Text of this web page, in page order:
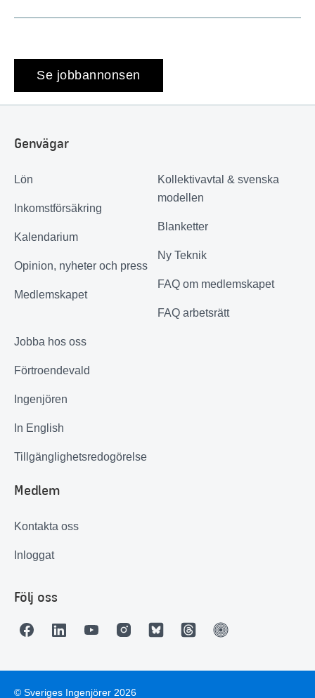
Se jobbannonsen
Genvägar
Lön
Inkomstförsäkring
Kalendarium
Opinion, nyheter och press
Medlemskapet
Kollektivavtal & svenska
modellen
Blanketter
Ny Teknik
FAQ om medlemskapet
FAQ arbetsrätt
Jobba hos oss
Förtroendevald
Ingenjören
In English
Tillgänglighetsredogörelse
Medlem
Kontakta oss
Inloggat
Följ oss
© Sveriges Ingenjörer 2026